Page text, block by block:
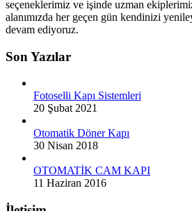
seçeneklerimiz ve işinde uzman
alanımızda her geçen gün kendinizi
devam ediyoruz.
Son Yazılar
Fotoselli Kapı Sistemleri
20 Şubat 2021
Otomatik Döner Kapı
30 Nisan 2018
OTOMATİK CAM KAPI
11 Haziran 2016